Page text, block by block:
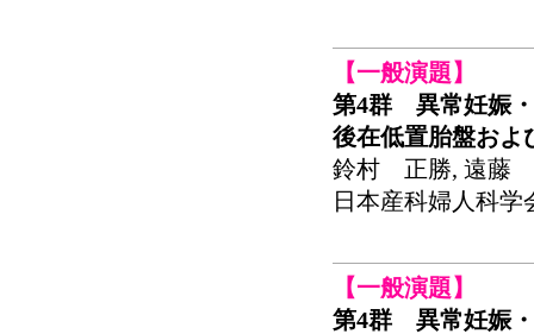
【一般演題】
第4群 異常妊娠
後在低置胎盤およ
鈴村 正勝, 遠藤
日本産科婦人科学
【一般演題】
第4群 異常妊娠